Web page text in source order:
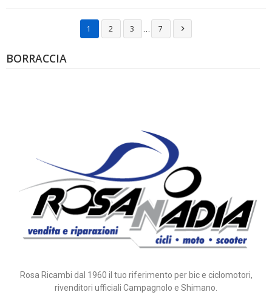
BORRACCIA
1 2 3 … 7 
Rosa Ricambi dal 1960 il tuo riferimento per bic e ciclomotori,
rivenditori ufficiali Campagnolo e Shimano.